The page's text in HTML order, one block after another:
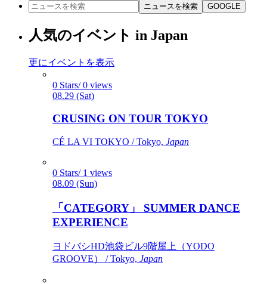
ニュースを検索
GOOGLE
人気のイベント in Japan
更にイベントを表示
0 Stars/ 0 views
08.29 (Sat)
CRUSING ON TOUR TOKYO
CÉ LA VI TOKYO / Tokyo, Japan
0 Stars/ 1 views
08.09 (Sun)
「CATEGORY」 SUMMER DANCE
EXPERIENCE
ヨドバシHD池袋ビル9階屋上（YODO
GROOVE） / Tokyo, Japan